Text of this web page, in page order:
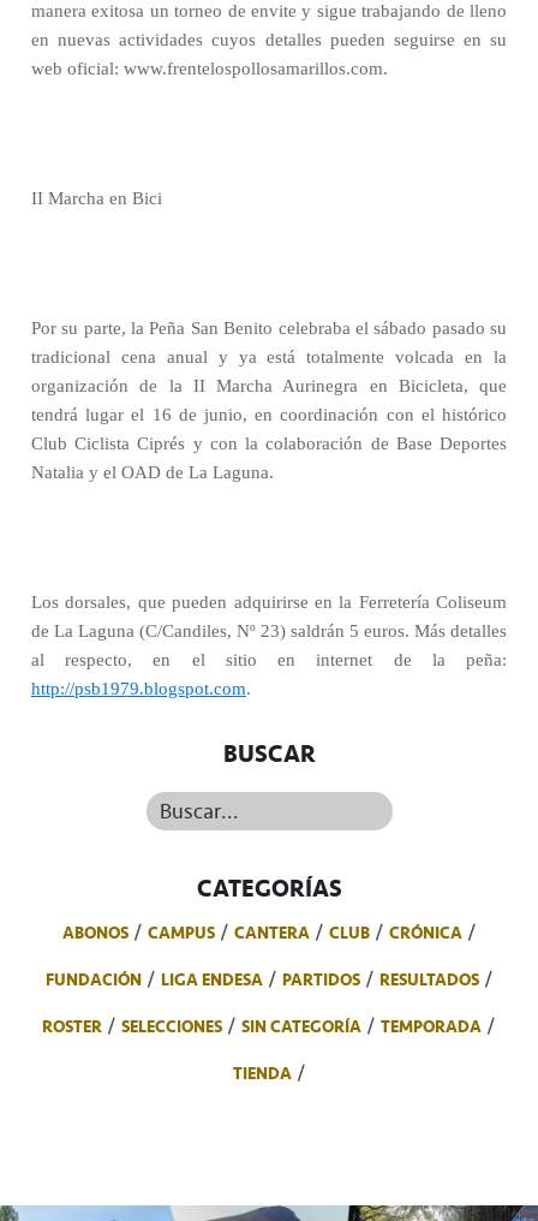
manera exitosa un torneo de envite y sigue trabajando de lleno
en nuevas actividades cuyos detalles pueden seguirse en su
web oficial: www.frentelospollosamarillos.com.
II Marcha en Bici
Por su parte, la Peña San Benito celebraba el sábado pasado su
tradicional cena anual y ya está totalmente volcada en la
organización de la II Marcha Aurinegra en Bicicleta, que
tendrá lugar el 16 de junio, en coordinación con el histórico
Club Ciclista Ciprés y con la colaboración de Base Deportes
Natalia y el OAD de La Laguna.
Los dorsales, que pueden adquirirse en la Ferretería Coliseum
de La Laguna (C/Candiles, Nº 23) saldrán 5 euros. Más detalles
al respecto, en el sitio en internet de la peña:
http://psb1979.blogspot.com.
BUSCAR
Buscar...
CATEGORÍAS
ABONOS CAMPUS CANTERA CLUB
CRÓNICA
FUNDACIÓN
LIGA ENDESA PARTIDOS
RESULTADOS
ROSTER
SELECCIONES SIN CATEGORÍA
TEMPORADA
TIENDA